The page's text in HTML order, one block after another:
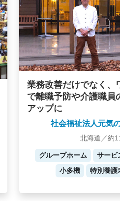
業務改善だけでなく、
で離職予防や介護職員
アップに
社会福祉法人元気
北海道／約
グループホーム
サービ
小多機
特別養護